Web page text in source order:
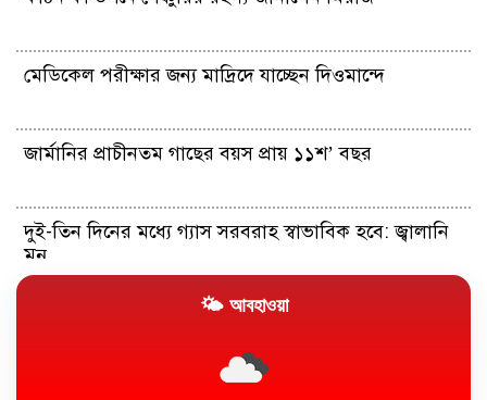
মেডিকেল পরীক্ষার জন্য মাদ্রিদে যাচ্ছেন দিওমান্দে
জার্মানির প্রাচীনতম গাছের বয়স প্রায় ১১শ’ বছর
দুই-তিন দিনের মধ্যে গ্যাস সরবরাহ স্বাভাবিক হবে: জ্বালানি
মন্...
১৫ আগস্টের মধ্যেই একীভূত পাঁচ ব্যাংক থেকে সরছেন
সহকর্মীকে ধর্ষণ: তেহেলকার সাবেক সম্পাদকের ১০ বছরের
🌤 আবহাওয়া